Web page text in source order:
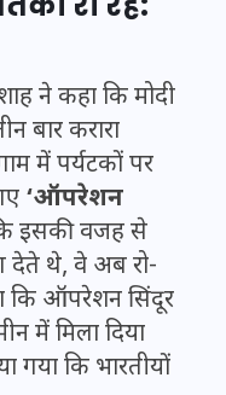
ने कहा कि मोदी
बार करारा
में पर्यटकों पर
‘ऑपरेशन
इसकी वजह से
थे, वे अब रो-
कि ऑपरेशन सिंदूर
में मिला दिया
गया कि भारतीयों